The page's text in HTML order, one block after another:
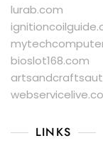
lurab.com
bioslot168.com
LINKS